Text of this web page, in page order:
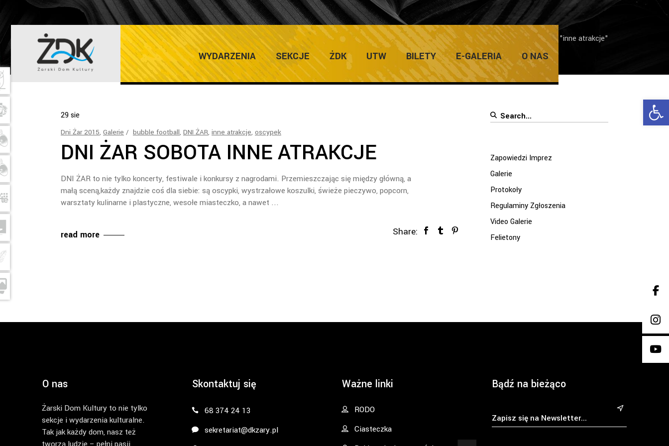
WYDARZENIA SEKCJE ŻDK UTW BILETY E-GALERIA O NAS
INNE ATRAKCJE TAG Home/Posts tagged "inne atrakcje"
29sie
Dni Żar 2015, Galerie bubble football, DNI ŻAR, inne atrakcje, oscypek
DNI ŻAR SOBOTA INNE ATRAKCJE
DNI ŻAR to nie tylko koncerty, festiwale i konkursy z nagrodami. Przemieszczając się między główną, a
małą sceną,każdy znajdzie coś dla siebie: są oscypki, wystrzałowe koszulki, świeże pieczywo, popcorn,
warsztaty kulinarne i plastyczne, wesołe miasteczko, a nawet
read more Share:
Search
Zapowiedzi Imprez
Galerie
Protokoły
Regulaminy Zgłoszenia
Video Galerie
Felietony
O nas
Żarski Dom Kultury to nie tylko
sekcje i wydarzenia kulturalne.
Tak jak każdy dom, nasz też
Skontaktuj się
68 374 24 13
sekretariat@dkzary.pl
Ważne linki
RODO
Ciasteczka
Bądź na bieżąco
&